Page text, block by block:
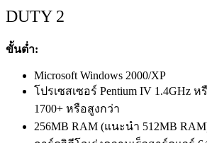
DUTY 2
ขั้นต่ำ:
Microsoft Windows 2000/XP
โปรเซสเซอร์ Pentium IV 1.4GHz ห
1700+ หรือสูงกว่า
256MB RAM (แนะนำ 512MB